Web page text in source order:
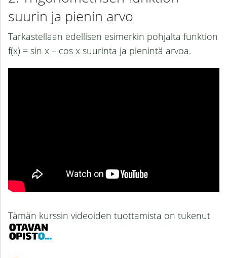
suurin ja pienin arvo
Tarkastellaan edellisen esimerkin pohjalta funktion
f(x) = sin x – cos x suurinta ja pienintä arvoa.
Tämän kurssin videoiden tuottamista on tukenut